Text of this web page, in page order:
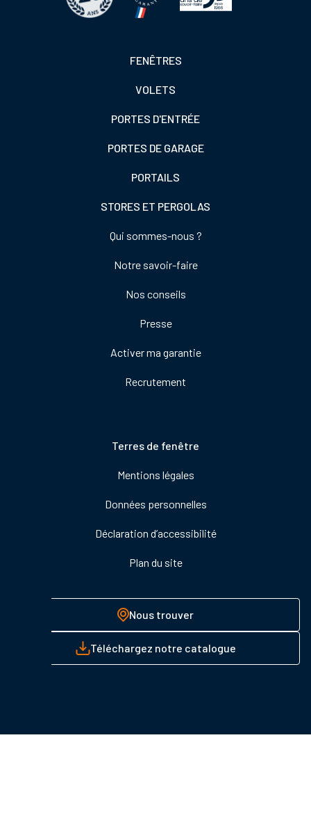
FENÊTRES
VOLETS
PORTES D'ENTRÉE
PORTES DE GARAGE
PORTAILS
STORES ET PERGOLAS
Qui sommes-nous ?
Notre savoir-faire
Nos conseils
Presse
Activer ma garantie
Recrutement
Terres de fenêtre
Mentions légales
Données personnelles
Déclaration d’accessibilité
Plan du site
Nous trouver
Téléchargez notre catalogue